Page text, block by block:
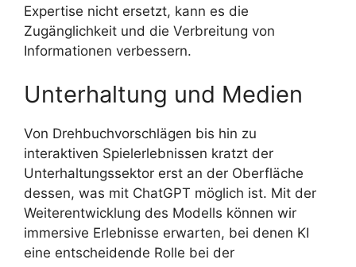
Expertise nicht ersetzt, kann es die
Zugänglichkeit und die Verbreitung von
Informationen verbessern.
Unterhaltung und Medien
Von Drehbuchvorschlägen bis hin zu
interaktiven Spielerlebnissen kratzt der
Unterhaltungssektor erst an der Oberfläche
dessen, was mit ChatGPT möglich ist. Mit der
Weiterentwicklung des Modells können wir
immersive Erlebnisse erwarten, bei denen KI
eine entscheidende Rolle bei der